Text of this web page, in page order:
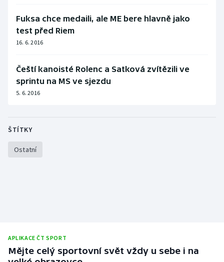
Moderní pětiboj
Motorsport
Olympijské hry
Parasport
Sportovní střelba
Fuksa chce medaili, ale ME bere hlavně jako
test před Riem
16. 6. 2016
Čeští kanoisté Rolenc a Satková zvítězili ve
sprintu na MS ve sjezdu
5. 6. 2016
ŠTÍTKY
Ostatní
APLIKACE ČT SPORT
Mějte celý sportovní svět vždy u sebe i na